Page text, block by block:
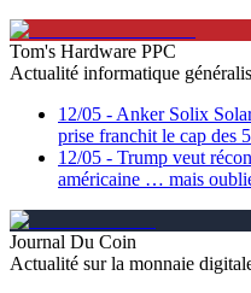
Tom's Hardware PPC
Actualité informatique
12/05 - Anker Solix
prise franchit le cap des
12/05 - Trump veut
américaine … mais
Journal Du Coin
Actualité sur la monnaie